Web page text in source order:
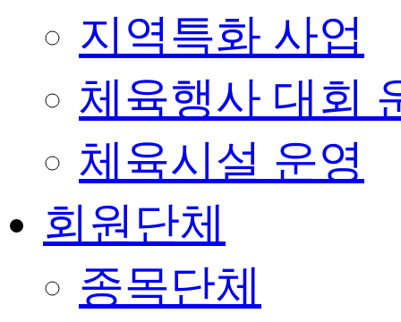
지역특화 사업
체육행사 대회
체육시설 운영
회원단체
종목단체